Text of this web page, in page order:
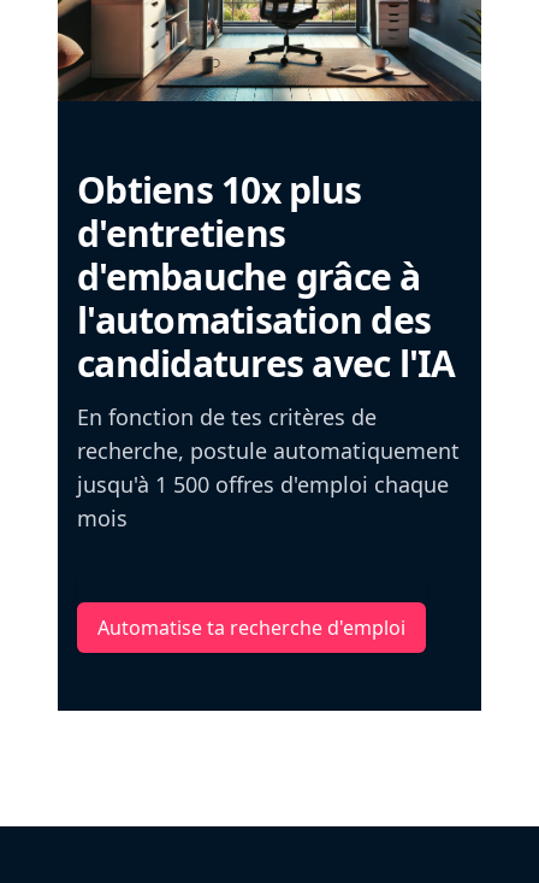
Obtiens 10x plus
d'entretiens
d'embauche grâce à
l'automatisation des
candidatures avec l'IA
En fonction de tes critères de
recherche, postule automatiquement
jusqu'à 1 500 offres d'emploi chaque
mois
Automatise ta recherche d'emploi